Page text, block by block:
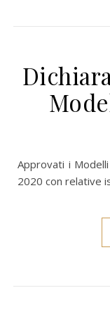
Approvati i Modelli di Dichiarazione IVA/2020 e IVA Base
2020 con relative